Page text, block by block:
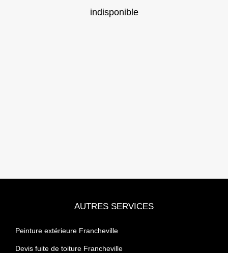
indisponible
AUTRES SERVICES
Peinture extérieure Francheville
Devis fuite de toiture Francheville